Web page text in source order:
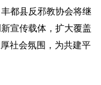
都县反邪教协会将继
宣传载体，扩大覆盖
社会氛围，为共建平